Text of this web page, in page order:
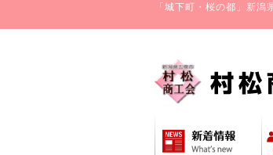
「城下町・桜の都」新